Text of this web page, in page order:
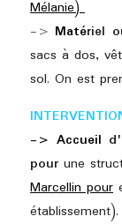
Mélanie)
-> Matériel
sacs à dos,
sol. On est
-> Accueil
pour une
Marcellin pour
établissement).